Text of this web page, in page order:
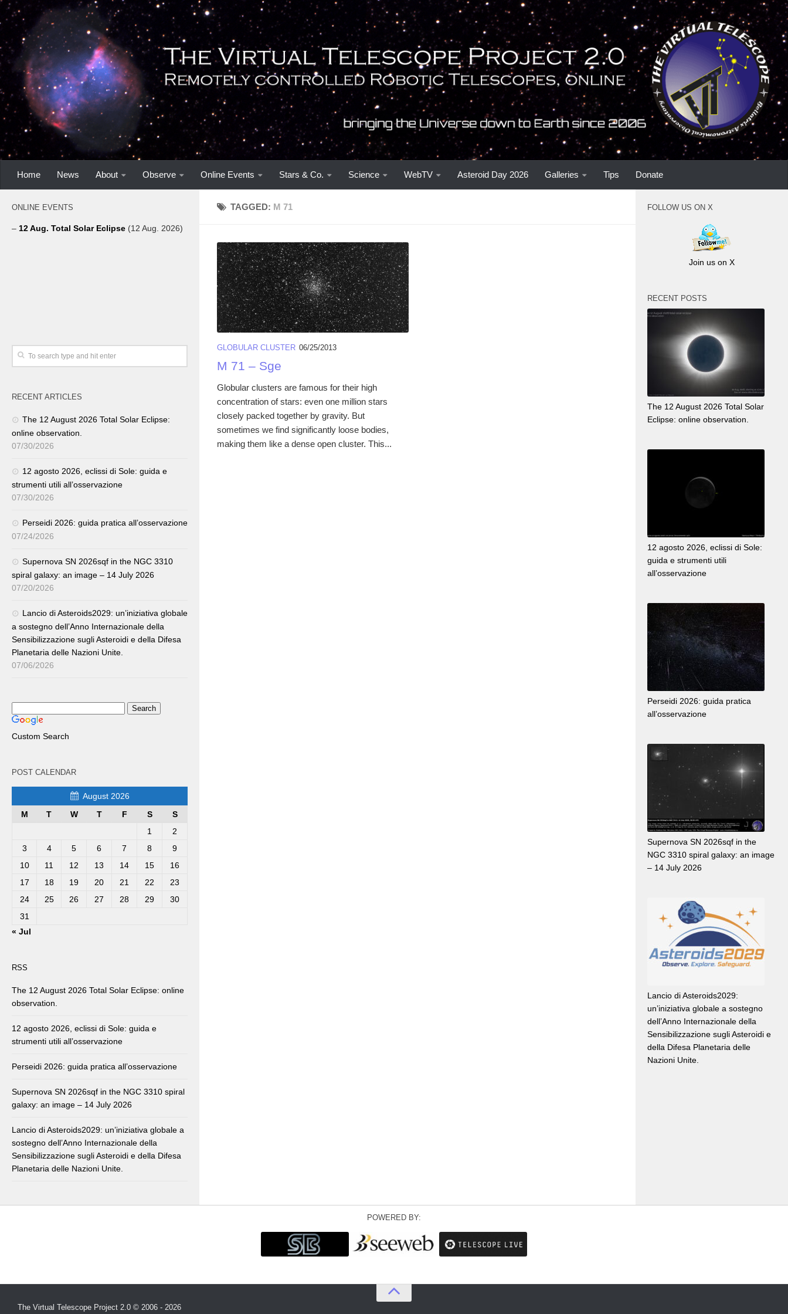
Home News About Observe Online Events Stars & Co. Science WebTV Asteroid Day 2026 Galleries Tips Donate
TAGGED: M 71
GLOBULAR CLUSTER 06/25/2013
M 71 – Sge
Globular clusters are famous for their high
concentration of stars: even one million stars
closely packed together by gravity. But
sometimes we find significantly loose bodies,
making them like a dense open cluster. This...
ONLINE EVENTS
– 12 Aug. Total Solar Eclipse (12 Aug. 2026)
RECENT ARTICLES
The 12 August 2026 Total Solar Eclipse:
online observation.
07/30/2026
12 agosto 2026, eclissi di Sole: guida e
strumenti utili all’osservazione
07/30/2026
Perseidi 2026: guida pratica all’osservazione
07/24/2026
Supernova SN 2026sqf in the NGC 3310
spiral galaxy: an image – 14 July 2026
07/20/2026
Lancio di Asteroids2029: un’iniziativa globale
a sostegno dell’Anno Internazionale della
Sensibilizzazione sugli Asteroidi e della Difesa
Planetaria delle Nazioni Unite.
07/06/2026
Custom Search
POST CALENDAR
August 2026
M
T W T F S
S
1
2
3
4 5 6 7 8
9
10
11 12 13 14 15
16
17
18 19 20 21 22
23
24
25 26 27 28 29
30
31
« Jul
RSS
The 12 August 2026 Total Solar Eclipse: online
observation.
12 agosto 2026, eclissi di Sole: guida e
strumenti utili all’osservazione
Perseidi 2026: guida pratica all’osservazione
Supernova SN 2026sqf in the NGC 3310 spiral
galaxy: an image – 14 July 2026
Lancio di Asteroids2029: un’iniziativa globale a
sostegno dell’Anno Internazionale della
Sensibilizzazione sugli Asteroidi e della Difesa
Planetaria delle Nazioni Unite.
FOLLOW US ON X
Join us on X
RECENT POSTS
The 12 August 2026 Total Solar
Eclipse: online observation.
12 agosto 2026, eclissi di Sole:
guida e strumenti utili
all’osservazione
Perseidi 2026: guida pratica
all’osservazione
Supernova SN 2026sqf in the
NGC 3310 spiral galaxy: an image
– 14 July 2026
Lancio di Asteroids2029:
un’iniziativa globale a sostegno
dell’Anno Internazionale della
Sensibilizzazione sugli Asteroidi e
della Difesa Planetaria delle
Nazioni Unite.
POWERED BY:
The Virtual Telescope Project 2.0 © 2006 - 2026